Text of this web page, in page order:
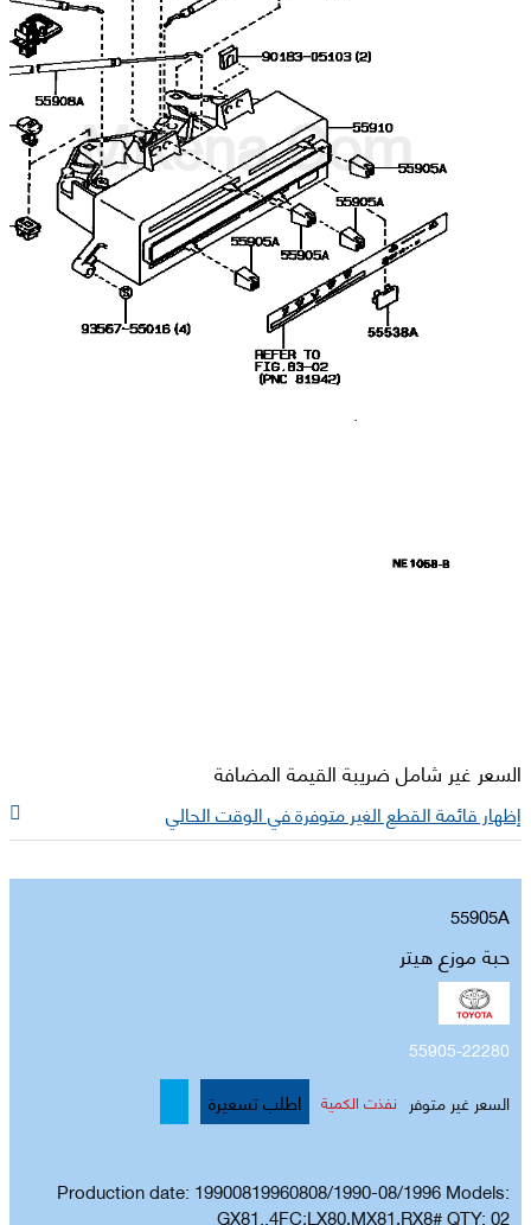
السعر غير شامل ضريبة القيمة المضافة
إظهار قائمة القطع الغير متوفرة في الوقت الحالي
55905A
حبة موزع هيتر
55905-22280
السعر غير متوفر نفذت الكمية اطلب تسعيرة
Production date: 19900819960808/1990-08/1996 Models:
GX81..4FC;LX80,MX81,RX8# QTY: 02